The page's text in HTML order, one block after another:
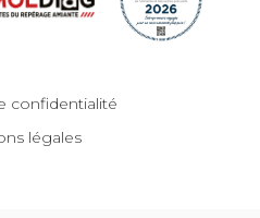
confidentialité
légales